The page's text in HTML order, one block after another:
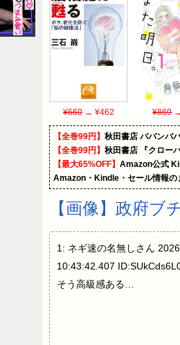
¥660 → ¥462 ¥869→
【全巻99円】 秋田書店 ババンバ
【全巻99円】 秋田書店 『クロー
【最大65%OFF】 Amazon公式
Amazon・Kindle・セール情報の
【画像】政府ブ
1: ネギ速の名無しさん
10:43:42.407
そう高級感ある…